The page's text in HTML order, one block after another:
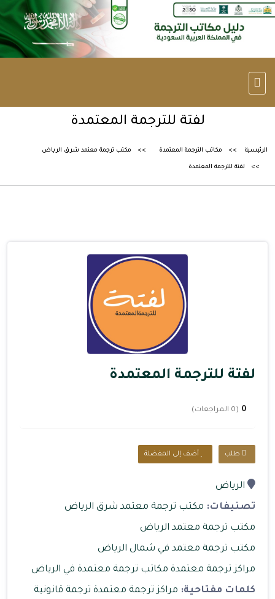
لفتة للترجمة المعتمدة
الرئيسية مكاتب الترجمة المعتمدة مكتب ترجمة معتمد شرق الرياض
لفتة للترجمة المعتمدة
لفتة للترجمة المعتمدة
0 (0 المراجعات)
طلب أضف إلى المفضلة
الرياض
تصنيفات: مكتب ترجمة معتمد شرق الرياض
مكتب ترجمة معتمد الرياض
مكتب ترجمة معتمد في شمال الرياض
مراكز ترجمة معتمدة مكاتب ترجمة معتمدة في الرياض
كلمات مفتاحية: مراكز ترجمة معتمدة ترجمة قانونية